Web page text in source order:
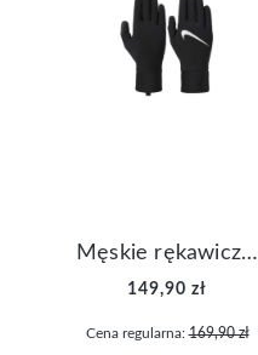
Męskie rękawiczki Nike Dri-FIT Lightweight Gloves N.RG.M0.082
149,90 zł
Cena regularna:169,90 zł